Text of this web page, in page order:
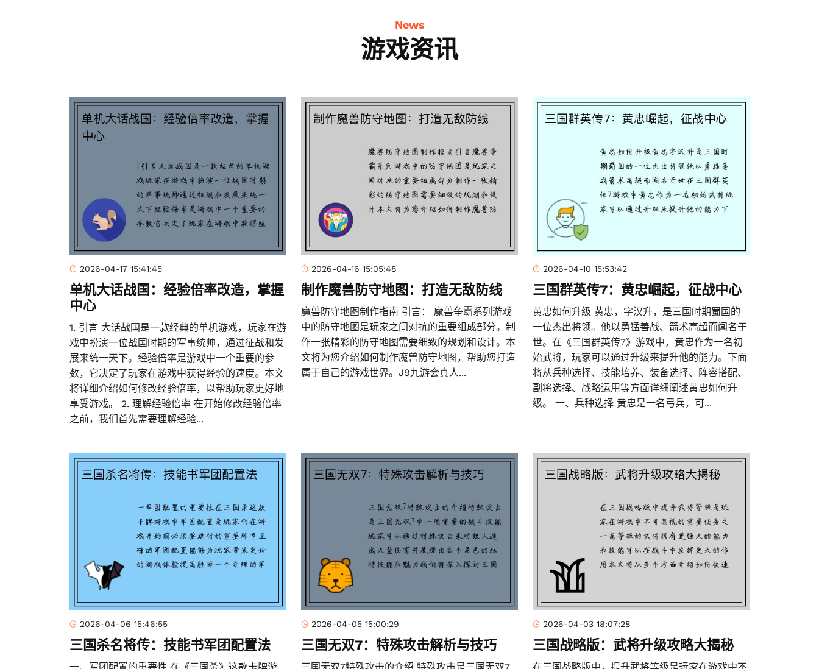
News
游戏资讯
2026-04-17 15:41:45
单机大话战国：经验倍率改造，掌握
中心
1. 引言 大话战国是一款经典的单机游戏，玩家在游
戏中扮演一位战国时期的军事统帅，通过征战和发
展来统一天下。经验倍率是游戏中一个重要的参
数，它决定了玩家在游戏中获得经验的速度。本文
将详细介绍如何修改经验倍率，以帮助玩家更好地
享受游戏。 2. 理解经验倍率 在开始修改经验倍率
之前，我们首先需要理解经验...
2026-04-16 15:05:48
制作魔兽防守地图：打造无敌防线
魔兽防守地图制作指南 引言： 魔兽争霸系列游戏
中的防守地图是玩家之间对抗的重要组成部分。制
作一张精彩的防守地图需要细致的规划和设计。本
文将为您介绍如何制作魔兽防守地图，帮助您打造
属于自己的游戏世界。J9九游会真人...
2026-04-10 15:53:42
三国群英传7：黄忠崛起，征战中心
黄忠如何升级 黄忠，字汉升，是三国时期蜀国的
一位杰出将领。他以勇猛善战、箭术高超而闻名于
世。在《三国群英传7》游戏中，黄忠作为一名初
始武将，玩家可以通过升级来提升他的能力。下面
将从兵种选择、技能培养、装备选择、阵容搭配、
副将选择、战略运用等方面详细阐述黄忠如何升
级。 一、兵种选择 黄忠是一名弓兵，可...
2026-04-06 15:46:55
三国杀名将传：技能书军团配置法
2026-04-05 15:00:29
三国无双7：特殊攻击解析与技巧
2026-04-03 18:07:28
三国战略版：武将升级攻略大揭秘